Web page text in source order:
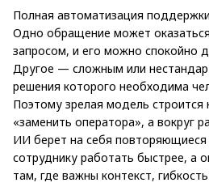
Полная автоматизация
Одно обращение может
запросом, и его можно спокойно
Другое — сложным или
решения которого необходима
Поэтому зрелая модель строится
«заменить оператора», а вокруг
ИИ берет на себя повторяющиеся
сотруднику работать быстрее, а
там, где важны контекст,